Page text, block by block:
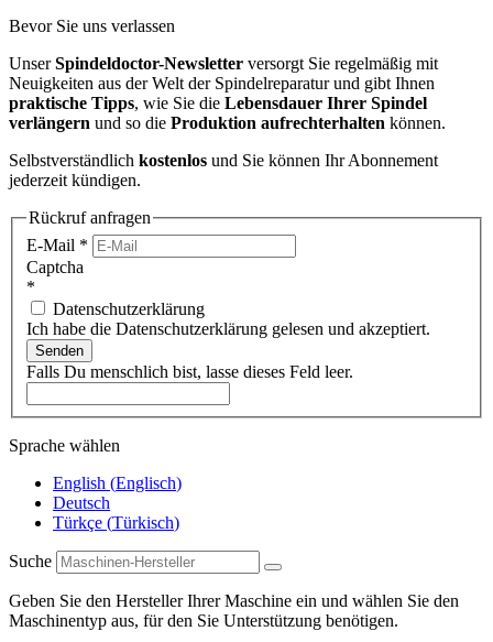
Bevor Sie uns verlassen
UnserSpindeldoctor-Newsletter versorgt Sie regelmäßig mit
Neuigkeiten aus der Welt der Spindelreparatur und gibt Ihnen
praktische Tipps, wie Sie die Lebensdauer Ihrer Spindel
verlängern und so die Produktion aufrechterhalten können.
Selbstverständlich kostenlos und Sie können Ihr Abonnement
jederzeit kündigen.
Rückruf anfragen
E-Mail *
Captcha
*
Datenschutzerklärung
Ich habe die Datenschutzerklärung gelesen und akzeptiert.
Senden
Falls Du menschlich bist, lasse dieses Feld leer.
Sprache wählen
English (Englisch)
Deutsch
Türkçe (Türkisch)
Suche
Geben Sie den Hersteller Ihrer Maschine ein und wählen Sie den
Maschinentyp aus, für den Sie Unterstützung benötigen.